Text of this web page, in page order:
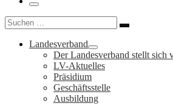
Menü
Suche
Suchen …
Landesverband
Der Landesverband stellt sich
LV-Aktuelles
Präsidium
Geschäftsstelle
Ausbildung